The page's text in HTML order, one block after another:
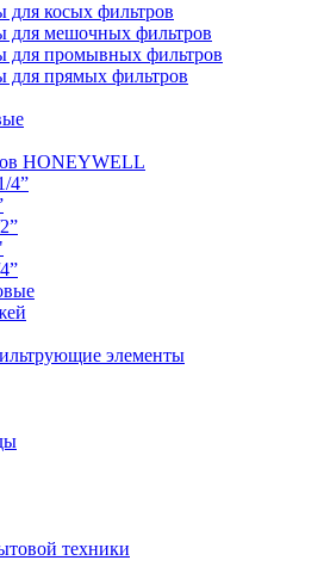
косых фильтров
для мешочных фильтров
для промывных фильтров
прямых фильтров
HONEYWELL
4”
элементы
техники